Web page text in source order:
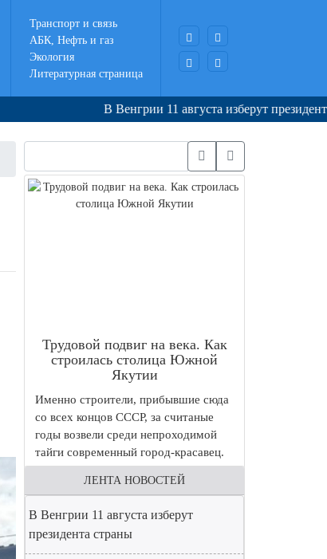
Транспорт и связь
АБК, Нефть и газ
Экология
Литературная страница
В Венгрии 11 августа изберут президента
Трудовой подвиг на века. Как
строилась столица Южной
Якутии
Именно строители, прибывшие сюда
со всех концов СССР, за считаные
годы возвели среди непроходимой
тайги современный город-красавец.
ЛЕНТА НОВОСТЕЙ
В Венгрии 11 августа изберут
президента страны